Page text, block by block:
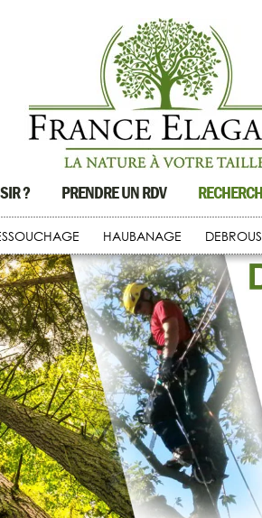
? PRENDRE UN RDV
HAUBANAGE